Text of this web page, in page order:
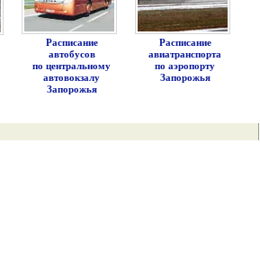
Расписание
автобусов
по центральному
автовокзалу
Запорожья
Расписание
авиатранспорта
по аэропорту
Запорожья